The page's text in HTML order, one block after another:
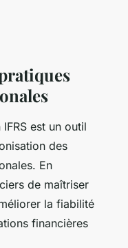
est un outil
des
En
de maîtriser
la fiabilité
financières